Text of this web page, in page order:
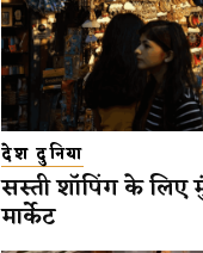
देश दुनिया
सस्ती शॉपिंग के लिए
मार्केट